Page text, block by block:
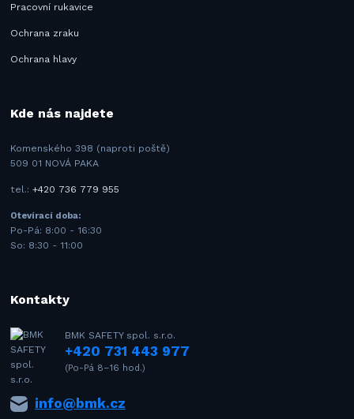
Pracovní rukavice
Ochrana zraku
Ochrana hlavy
Kde nás najdete
Komenského 398 (naproti poště)
509 01 NOVÁ PAKA
tel.:+420 736 779 955
Otevírací doba:
Po-Pá: 8:00 - 16:30
So: 8:30 - 11:00
Kontakty
BMK SAFETY spol. s.r.o.
+420 731 443 977
(Po-Pá 8–16 hod.)
info@bmk.cz